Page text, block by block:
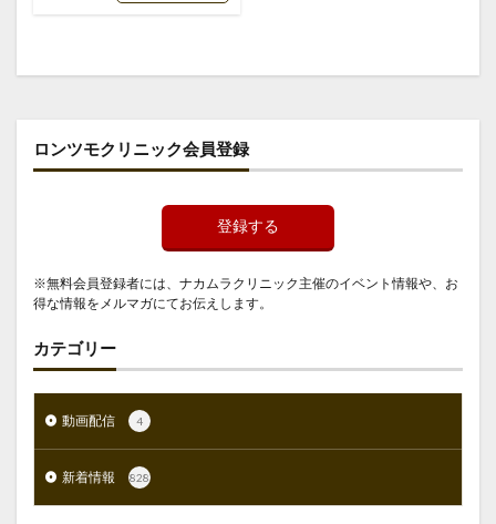
ロンツモクリニック会員登録
登録する
※無料会員登録者には、ナカムラクリニック主催のイベント情報や、お
得な情報をメルマガにてお伝えします。
カテゴリー
動画配信 4
新着情報 828